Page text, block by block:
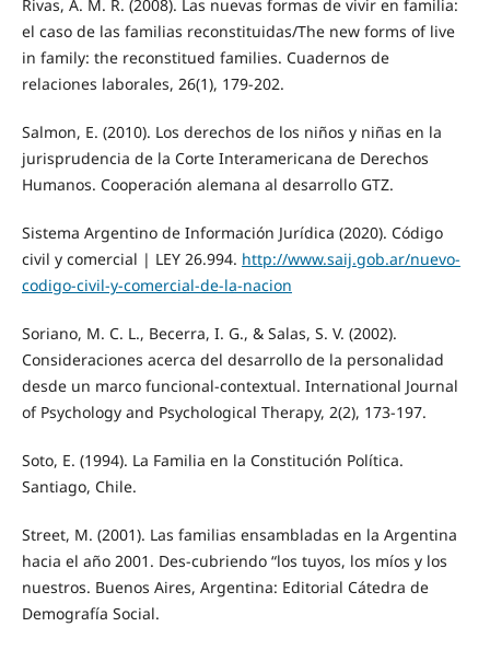
Rivas, A. M. R. (2008). Las nuevas formas de vivir en familia:
el caso de las familias reconstituidas/The new forms of live
in family: the reconstitued families. Cuadernos de
relaciones laborales, 26(1), 179-202.
Salmon, E. (2010). Los derechos de los niños y niñas en la
jurisprudencia de la Corte Interamericana de Derechos
Humanos. Cooperación alemana al desarrollo GTZ.
Sistema Argentino de Información Jurídica (2020). Código
civil y comercial | LEY 26.994. http://www.saij.gob.ar/nuevo-
codigo-civil-y-comercial-de-la-nacion
Soriano, M. C. L., Becerra, I. G., & Salas, S. V. (2002).
Consideraciones acerca del desarrollo de la personalidad
desde un marco funcional-contextual. International Journal
of Psychology and Psychological Therapy, 2(2), 173-197.
Soto, E. (1994). La Familia en la Constitución Política.
Santiago, Chile.
Street, M. (2001). Las familias ensambladas en la Argentina
hacia el año 2001. Des-cubriendo “los tuyos, los míos y los
nuestros. Buenos Aires, Argentina: Editorial Cátedra de
Demografía Social.